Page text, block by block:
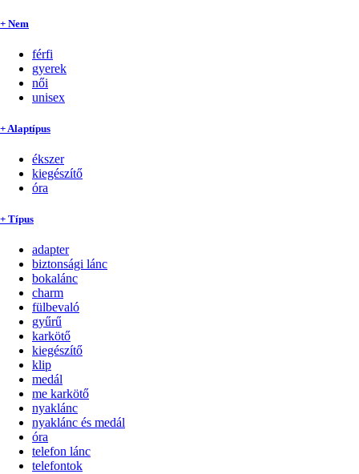
+ Nem
férfi
gyerek
női
unisex
+ Alaptípus
ékszer
kiegészítő
óra
+ Típus
adapter
biztonsági lánc
bokalánc
charm
fülbevaló
gyűrű
karkötő
kiegészítő
klip
medál
me karkötő
nyaklánc
nyaklánc és medál
óra
telefon lánc
telefontok